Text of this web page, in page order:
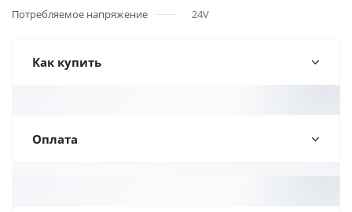
Потребляемое напряжение
24V
Как купить
Оплата